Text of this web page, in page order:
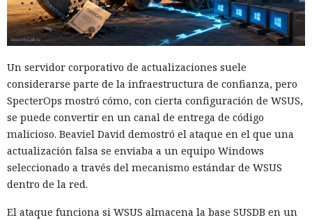
Un servidor corporativo de actualizaciones suele
considerarse parte de la infraestructura de confianza, pero
SpecterOps mostró cómo, con cierta configuración de WSUS,
se puede convertir en un canal de entrega de código
malicioso. Beaviel David demostró el ataque en el que una
actualización falsa se enviaba a un equipo Windows
seleccionado a través del mecanismo estándar de WSUS
dentro de la red.
El ataque funciona si WSUS almacena la base SUSDB en un